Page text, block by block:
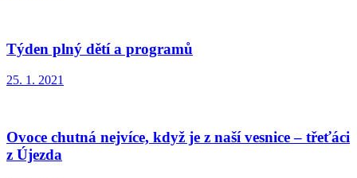
Týden plný dětí a programů
25. 1. 2021
Ovoce chutná nejvíce, když je z naší vesnice – třeťáci
z Újezda